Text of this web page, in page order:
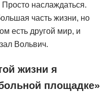
наслаждаться.
часть жизни, но
есть другой мир, и
Вольвич.
жизни я
площадке»